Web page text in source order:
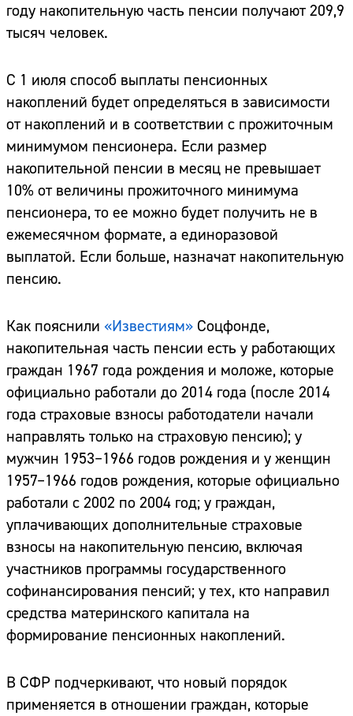
году накопительную часть пенсии получают 209,9
тысяч человек.
С 1 июля способ выплаты пенсионных
накоплений будет определяться в зависимости
от накоплений и в соответствии с прожиточным
минимумом пенсионера. Если размер
накопительной пенсии в месяц не превышает
10% от величины прожиточного минимума
пенсионера, то ее можно будет получить не в
ежемесячном формате, а единоразовой
выплатой. Если больше, назначат накопительную
пенсию.
Как пояснили «Известиям» Соцфонде,
накопительная часть пенсии есть у работающих
граждан 1967 года рождения и моложе, которые
официально работали до 2014 года (после 2014
года страховые взносы работодатели начали
направлять только на страховую пенсию); у
мужчин 1953–1966 годов рождения и у женщин
1957–1966 годов рождения, которые официально
работали с 2002 по 2004 год; у граждан,
уплачивающих дополнительные страховые
взносы на накопительную пенсию, включая
участников программы государственного
софинансирования пенсий; у тех, кто направил
средства материнского капитала на
формирование пенсионных накоплений.
В СФР подчеркивают, что новый порядок
применяется в отношении граждан, которые